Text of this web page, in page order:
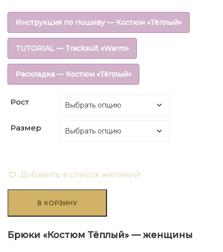
цена
составляла
₽270.00.
цена:
₽108.00.
Инструкция по пошиву — Костюм «Тёплый»
TUTORIAL — Tracksuit «Warm»
Раскладка — Костюм «Тёплый»
Рост
Размер
Добавить в список желаний
Тёплый»
В КОРЗИНУ
Брюки «Костюм Тёплый» — женщины